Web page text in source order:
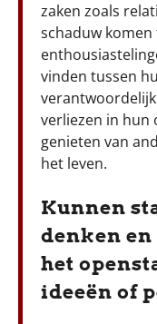
zaken zoals
schaduw
vinden tussen
verliezen in hun
genieten van
het leven.
Kunnen
denken en
het
ideeën of